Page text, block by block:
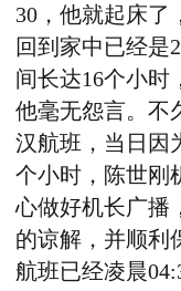
30，他就起床了
回到家中已经是
间长达16个小时
他毫无怨言。不
汉航班，当日因
个小时，陈世刚
心做好机长广播
的谅解，并顺利
航班已经凌晨